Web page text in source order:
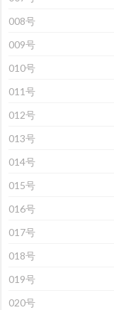
008号
009号
010号
011号
012号
013号
014号
015号
016号
017号
018号
019号
020号